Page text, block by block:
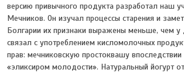
версию привычного продукта разработал наш
Мечников. Он изучал процессы старения и
Болгарии их признаки выражены меньше, чем у
связал с употреблением кисломолочных
прав: мечниковскую простоквашу впоследствии
«эликсиром молодости». Натуральный йогурт